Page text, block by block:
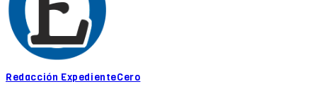
Redacción ExpedienteCero